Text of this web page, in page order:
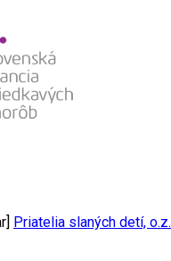
Priatelia slaných detí, o.z.